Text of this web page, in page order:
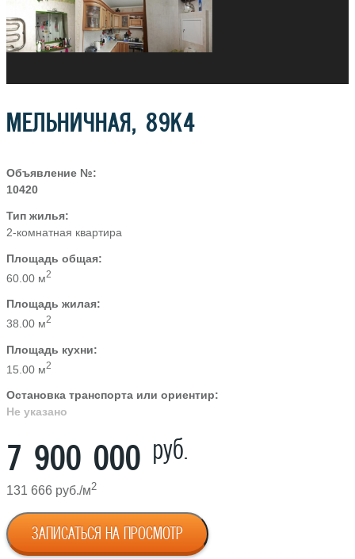
МЕЛЬНИЧНАЯ, 89К4
Объявление №:
10420
Тип жилья:
2-комнатная квартира
Площадь общая:
60.00 м2
Площадь жилая:
38.00 м2
Площадь кухни:
15.00 м2
Остановка транспорта или ориентир:
Не указано
7 900 000 руб.
131 666 руб./м2
ЗАПИСАТЬСЯ НА ПРОСМОТР